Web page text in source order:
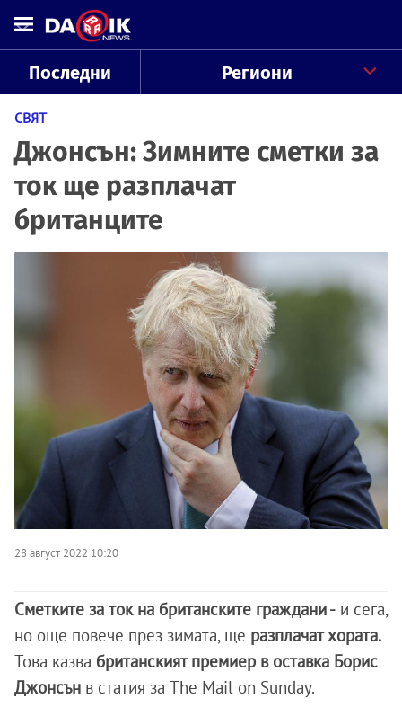
Последни Региони
СВЯТ
Джонсън: Зимните сметки за
ток ще разплачат
британците
28 август 2022 10:20
Сметките за ток на британските граждани - и сега,
но още повече през зимата, ще разплачат хората.
Това казва британският премиер в оставка Борис
Джонсън в статия за The Mail on Sunday.